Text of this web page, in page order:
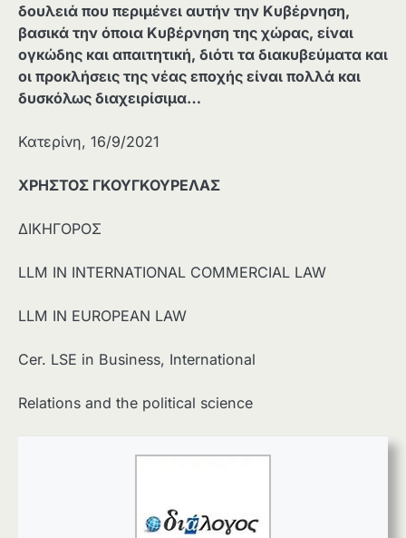
δουλειά που περιμένει αυτήν την Κυβέρνηση,
βασικά την όποια Κυβέρνηση της χώρας, είναι
ογκώδης και απαιτητική, διότι τα διακυβεύματα και
οι προκλήσεις της νέας εποχής είναι πολλά και
δυσκόλως διαχειρίσιμα…
Κατερίνη, 16/9/2021
ΧΡΗΣΤΟΣ ΓΚΟΥΓΚΟΥΡΕΛΑΣ
ΔΙΚΗΓΟΡΟΣ
LLM IN INTERNATIONAL COMMERCIAL LAW
LLM IN EUROPEAN LAW
Cer. LSE in Business, International
Relations and the political science